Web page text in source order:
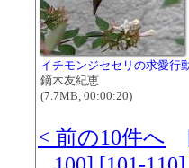
イチモンジセセリの求愛行
鏑木友紀恵
(7.7MB, 00:00:20)
< 前の10件へ